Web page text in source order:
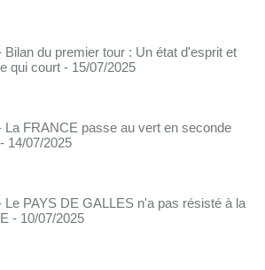
Bilan du premier tour : Un état d'esprit et
qui court - 15/07/2025
La FRANCE passe au vert en seconde
- 14/07/2025
Le PAYS DE GALLES n'a pas résisté à la
- 10/07/2025